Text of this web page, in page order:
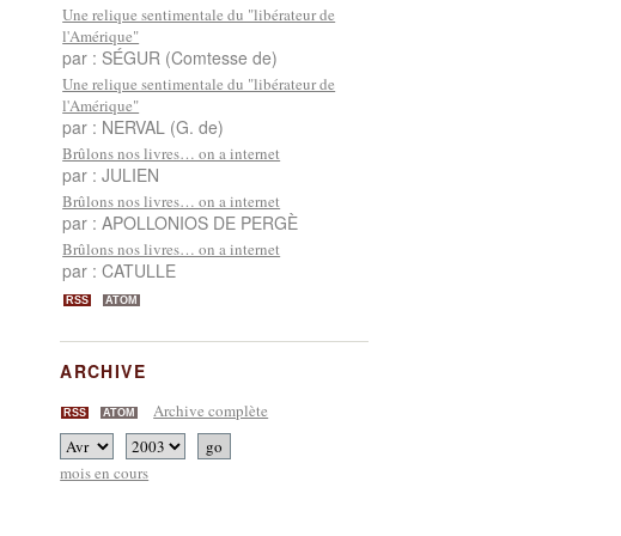
Une relique sentimentale du "libérateur de
l'Amérique"
par : SÉGUR (Comtesse de)
Une relique sentimentale du "libérateur de
l'Amérique"
par : NERVAL (G. de)
Brûlons nos livres… on a internet
par : JULIEN
Brûlons nos livres… on a internet
par : APOLLONIOS DE PERGÈ
Brûlons nos livres… on a internet
par : CATULLE
RSS ATOM
ARCHIVE
RSS ATOM Archive complète
mois en cours